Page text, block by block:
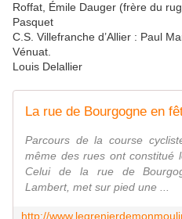
Roffat, Émile Dauger (frère du
Pasquet
C.S. Villefranche d’Allier : Paul
Vénuat.
Louis Delallier
Parcours de la course
même des rues ont constitué
Celui de la rue de
Lambert, met sur pied une ...